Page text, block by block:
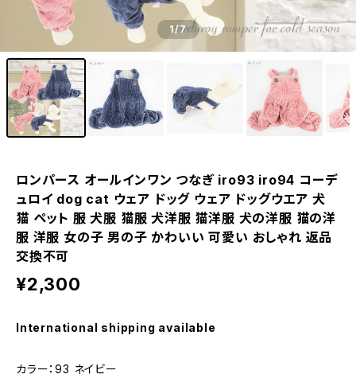
1/7
ロンパース オールインワン つなぎ iro93 iro94 コーデ
ュロイ dog cat ウェア ドッグ ウェア ドッグウエア 犬
猫 ペット 服 犬服 猫服 犬洋服 猫洋服 犬の洋服 猫の洋
服 洋服 女の子 男の子 かわいい 可愛い おしゃれ 返品
交換不可
¥2,300
International shipping available
カラー：93 ネイビー